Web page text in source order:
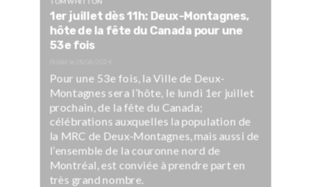
1er juillet dès 11h: Deux-Montagnes,
hôte de la fête du Canada pour une
53e fois
Pour une 53e fois, la Ville de Deux-
Montagnes sera l’hôte, le lundi 1er juillet
prochain, de la fête du Canada;
célébrations auxquelles la population de
la MRC de Deux-Montagnes, mais aussi de
l’ensemble de la couronne nord de
Montréal, est conviée à prendre part en
très grand nombre.